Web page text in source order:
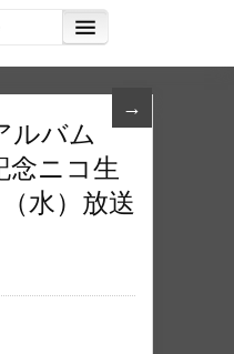
→
ルバム
念ニコ生
水）放送